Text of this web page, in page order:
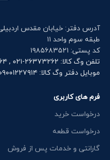
طبقه سوم واحد ۱۱
کد پستی: ۱۹۸۵۶۸۳۵۲۱
تلفن وگ کالا: ۲۶۳۷۳۲۶۲-۰۲۱ , ۲۶۳۷۳۲۶۴-۰۲۱
موبایل دفتر وگ کالا: ۰۹۰۰۱۲۲۷۹۱۴
فرم های کاربری
درخواست خرید
درخواست قطعه
گارانتی و خدمات پس از فروش